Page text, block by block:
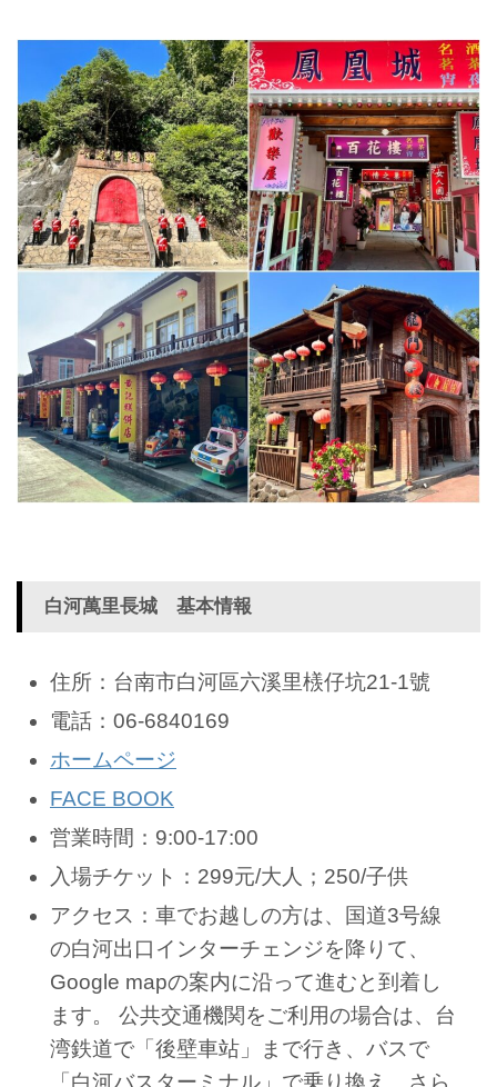
白河萬里長城 基本情報
住所：台南市白河區六溪里檨仔坑21-1號
電話：06-6840169
ホームページ
FACE BOOK
営業時間：9:00-17:00
入場チケット：299元/大人；250/子供
アクセス：車でお越しの方は、国道3号線
の白河出口インターチェンジを降りて、
Google mapの案内に沿って進むと到着し
ます。 公共交通機関をご利用の場合は、台
湾鉄道で「後壁車站」まで行き、バスで
「白河バスターミナル」で乗り換え、さら